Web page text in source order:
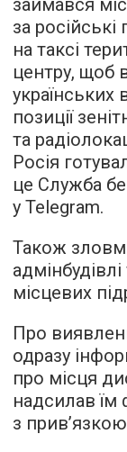
займався
за
на таксі
центру, щоб
українських
позиції
та
Росія
це Служба
у Telegram.
Також
місцевих
Про
одразу
про місця
надсилав їм
з